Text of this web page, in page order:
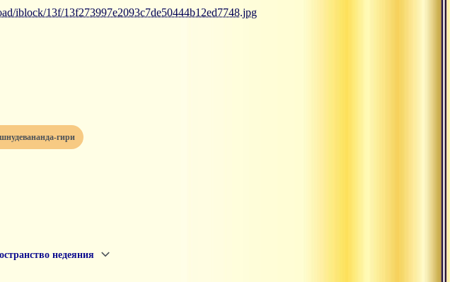
iblock/13f/13f273997e2093c7de50444b12ed7748.jpg
гири
недеяния